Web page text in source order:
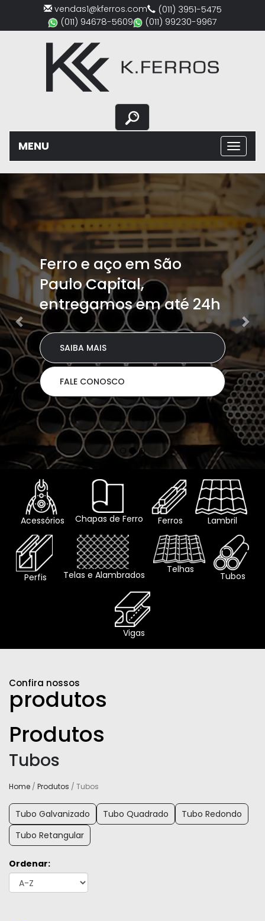
vendas1@kferros.com
(011) 3951-5475
(011) 94678-5609
(011) 99230-9967
MENU
Ferro e aço em São
Paulo Capital,
entregamos em até 24h
SAIBA MAIS
FALE CONOSCO
Previous
Acessórios Chapas de Ferro Ferros Lambril
Perfis Telas e Alambrados
Telhas
Tubos
Vigas
Confira nossos
produtos
Produtos
Tubos
Home / Produtos / Tubos
Tubo Galvanizado Tubo Quadrado
Tubo Redondo
Tubo Retangular
Ordenar: